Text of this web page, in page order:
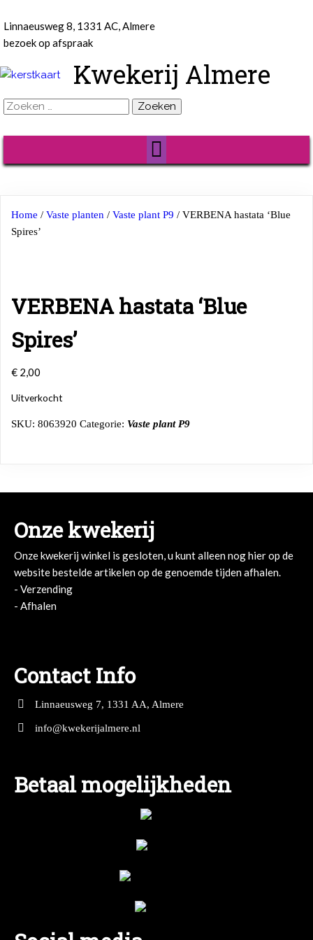
Linnaeusweg 8, 1331 AC, Almere
bezoek op afspraak
Kwekerij Almere
Zoeken
Home / Vaste planten / Vaste plant P9 / VERBENA hastata ‘Blue
Spires’
VERBENA hastata ‘Blue
Spires’
€ 2,00
Uitverkocht
SKU: 8063920 Categorie: Vaste plant P9
Onze kwekerij
Onze kwekerij winkel is gesloten, u kunt alleen nog hier op de
website bestelde artikelen op de genoemde tijden afhalen.
- Verzending
- Afhalen
Contact Info
Linnaeusweg 7, 1331 AA, Almere
info@kwekerijalmere.nl
Betaal mogelijkheden